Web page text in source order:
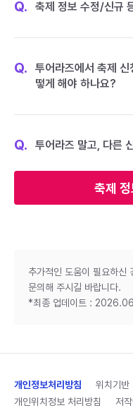
축제
Q. 축제 정보 수정/신규
Q.
투어라즈에서 축제
떻게 해야 하나요?
Q. 투어라즈 말고, 다른
추가적인 도움이 필요하신
문의해 주시길 바랍니다.
*최종 업데이트 :
개인정보처리방침
위치기반
개인위치정보 처리방침
저